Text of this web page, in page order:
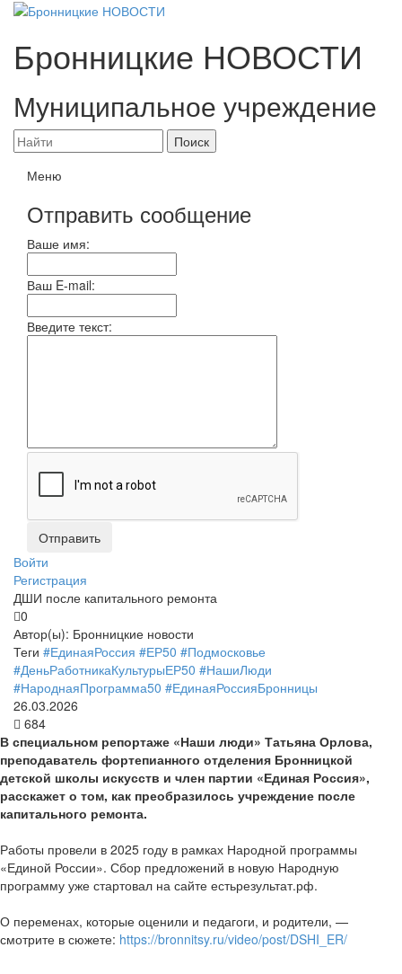
Бронницкие НОВОСТИ
Муниципальное учреждение
Меню
Отправить сообщение
Ваше имя:
Ваш E-mail:
Введите текст:
Войти
Регистрация
ДШИ после капитального ремонта
0
Автор(ы): Бронницкие новости
Теги #ЕдинаяРоссия #ЕР50 #Подмосковье
#ДеньРаботникаКультурыЕР50 #НашиЛюди
#НароднаяПрограмма50 #ЕдинаяРоссияБронницы
26.03.2026
684
В специальном репортаже «Наши люди» Татьяна Орлова,
преподаватель фортепианного отделения Бронницкой
детской школы искусств и член партии «Единая Россия»,
расскажет о том, как преобразилось учреждение после
капитального ремонта.
Работы провели в 2025 году в рамках Народной программы
«Единой России». Сбор предложений в новую Народную
программу уже стартовал на сайте естьрезультат.рф.
О переменах, которые оценили и педагоги, и родители, —
смотрите в сюжете: https://bronnitsy.ru/video/post/DSHI_ER/